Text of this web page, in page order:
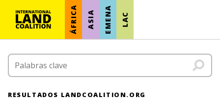
ÁFRICA ASIA EMENA LAC
RESULTADOS LANDCOALITION.ORG